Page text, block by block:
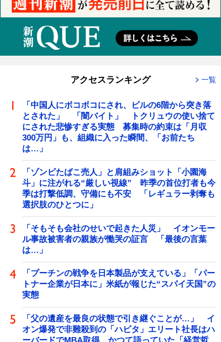
アクセスランキング 一覧
「中国人にボコボコにされ、ビルの6階から突き落
とされた」 「闇バイト」 トクリュウの使い捨て
にされた悲惨すぎる実態 募集時の約束は「月収
300万円」も、組織に入った瞬間、「お前たち
は…」
「ゾンビたばこ売人」と肩組みショット「小園海
斗」に注がれる“厳しい視線” 昨季の首位打者も今
季は打撃低調、守備にも不安 「レギュラー剥奪も
選択肢のひとつに」
「そもそも会社のせいで起きた人災」 イオンモー
ル事故被害者の親族が慟哭の証言 「最後の言葉
は…」
「プーチンの戦争を日本製品が支えている」「パー
トナー企業が日本に」米紙が報じた“スパイ天国”の
実態
「父の遺産を最良の状態で引き継ぐことが…」 イ
オン爆発で非難殺到の「ハビタ」エリート社長はハ